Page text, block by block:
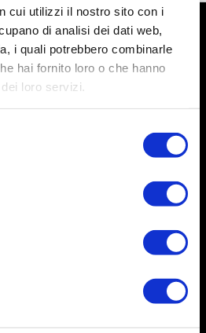
cui utilizzi il nostro sito con i
di analisi dei dati web,
i quali potrebbero combinarle
hai fornito loro o che hanno
loro servizi.